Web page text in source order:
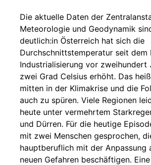
Die aktuelle Daten der
Meteorologie und Geodynamik
deutlich:in Österreich hat sich die
Durchschnittstemperatur seit dem
Industrialisierung vor zweihundert
zwei Grad Celsius erhöht. Das
mitten in der Klimakrise und die
auch zu spüren. Viele Regionen
heute unter vermehrtem
und Dürren. Für die heutige
mit zwei Menschen gesprochen,
hauptberuflich mit der Anpassung
neuen Gefahren beschäftigen.